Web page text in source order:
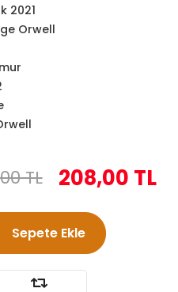
2021
Orwell
TL 208,00 TL
Sepete Ekle